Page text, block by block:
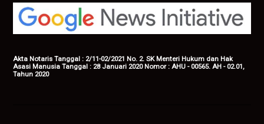
Akta Notaris Tanggal : 2/11-02/2021 No. 2. SK Menteri Hukum dan Hak
Asasi Manusia Tanggal : 28 Januari 2020 Nomor : AHU - 00565. AH - 02.01,
Tahun 2020